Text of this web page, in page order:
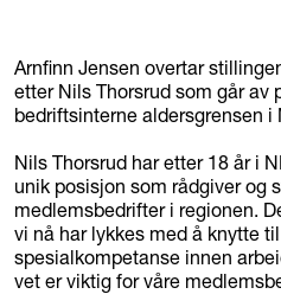
Arnfinn Jensen overtar
etter Nils Thorsrud som går av
bedriftsinterne aldersgrensen i
Nils Thorsrud har etter 18 år i
unik posisjon som rådgiver og
medlemsbedrifter i regionen.
vi nå har lykkes med å knytte
spesialkompetanse innen
vet er viktig for våre